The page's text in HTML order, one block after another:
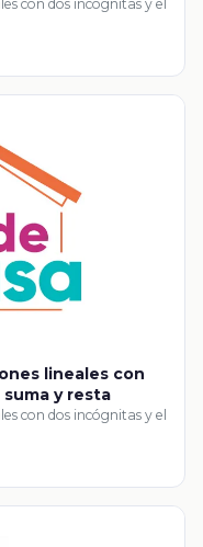
con dos incógnitas y el
lineales con
y resta
con dos incógnitas y el